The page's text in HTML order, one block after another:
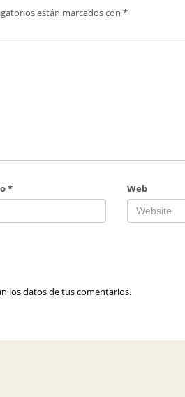
están marcados con *
* Web
los datos de tus comentarios.